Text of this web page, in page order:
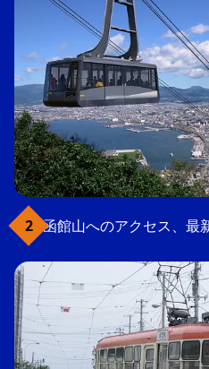
函館山へのアクセス、最